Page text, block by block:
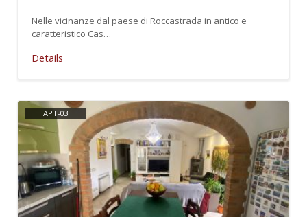
Nelle vicinanze dal paese di Roccastrada in antico e
caratteristico Cas…
Details
APT-03